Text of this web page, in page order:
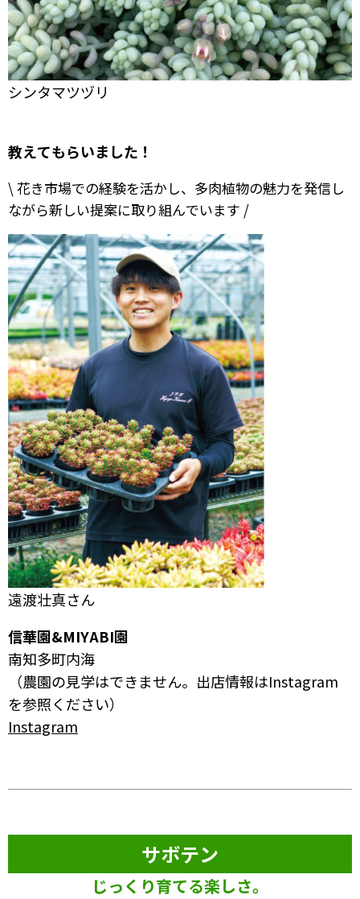
シンタマツヅリ
教えてもらいました！
\ 花き市場での経験を活かし、多肉植物の魅力を発信し
ながら新しい提案に取り組んでいます /
遠渡壮真さん
信華園&MIYABI園
南知多町内海
（農園の見学はできません。出店情報はInstagram
を参照ください）
Instagram
サボテン
じっくり育てる楽しさ。